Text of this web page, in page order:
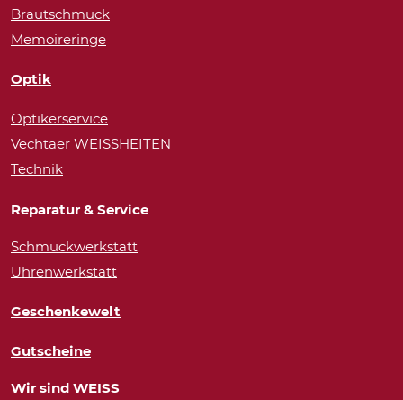
Brautschmuck
Memoireringe
Optik
Optikerservice
Vechtaer WEISSHEITEN
Technik
Reparatur & Service
Schmuckwerkstatt
Uhrenwerkstatt
Geschenkewelt
Gutscheine
Wir sind WEISS